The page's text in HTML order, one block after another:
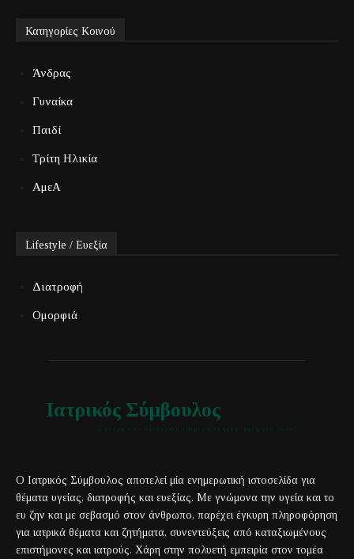
Κατηγορίες Κοινού
Άνδρας
Γυναίκα
Παιδί
Τρίτη Ηλικία
ΑμεΑ
Lifestyle / Ευεξία
Διατροφή
Ομορφιά
Ιατρικός Σύμβουλος
Ο Ιατρικός Σύμβουλος αποτελεί μία ενημερωτική ιστοσελίδα για
θέματα υγείας, διατροφής και ευεξίας. Με γνώμονα την υγεία και το
ευ ζην και με σεβασμό στον άνθρωπο, παρέχει έγκυρη πληροφόρηση
για ιατρικά θέματα και ζητήματα, συνεντεύξεις από καταξιωμένους
επιστήμονες και ιατρούς. Χάρη στην πολυετή εμπειρία στον τομέα